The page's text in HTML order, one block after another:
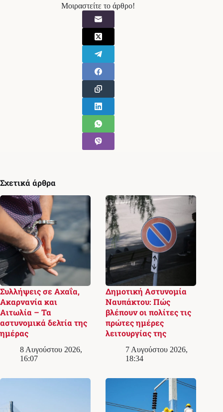
Μοιραστείτε το άρθρο!
Σχετικά άρθρα
Συλλήψεις σε Αχαΐα,
Ακαρνανία και
Αιτωλία – Τα
αστυνομικά δελτία της
ημέρας
8 Αυγούστου 2026,
16:07
Δημοτική Αστυνομία
Ναυπάκτου: Πώς
βλέπουν οι πολίτες τις
πρώτες ημέρες
λειτουργίας της
7 Αυγούστου 2026,
18:34